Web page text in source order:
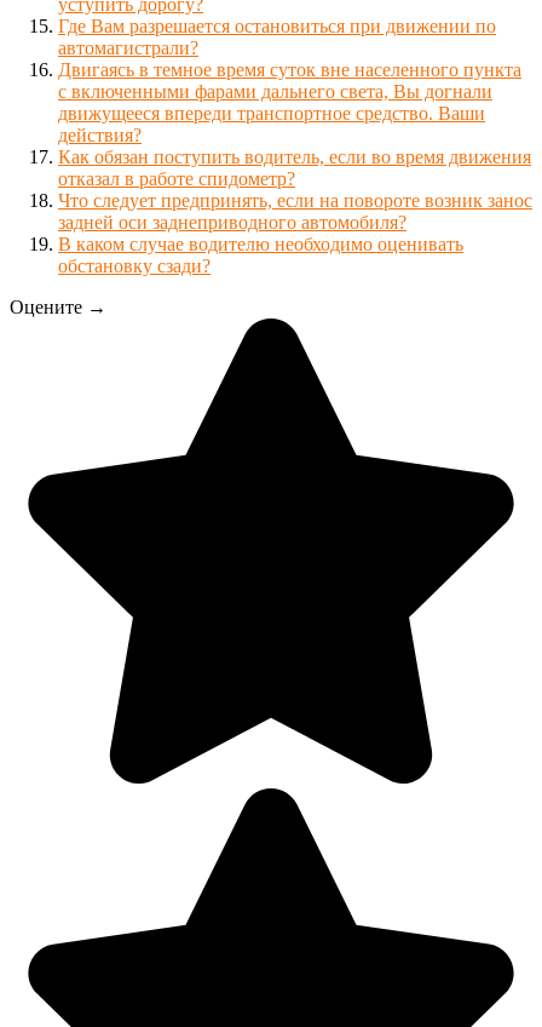
Где Вам разрешается остановиться при движении по
автомагистрали?
Двигаясь в темное время суток вне населенного пункта
с включенными фарами дальнего света, Вы догнали
движущееся впереди транспортное средство. Ваши
действия?
Как обязан поступить водитель, если во время движения
отказал в работе спидометр?
Что следует предпринять, если на повороте возник занос
задней оси заднеприводного автомобиля?
В каком случае водителю необходимо оценивать
обстановку сзади?
Оцените →